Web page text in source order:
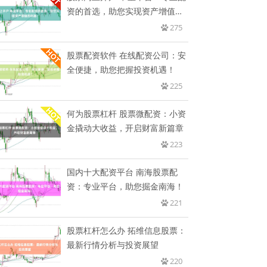
资的首选，助您实现资产增值的
275
股票配资软件 在线配资公司：安
全便捷，助您把握投资机遇！
225
何为股票杠杆 股票微配资：小资
金撬动大收益，开启财富新篇章
223
国内十大配资平台 南海股票配
资：专业平台，助您掘金南海！
221
股票杠杆怎么办 拓维信息股票：
最新行情分析与投资展望
220